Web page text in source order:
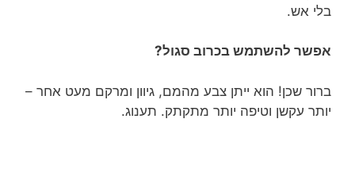
בלי אש.
אפשר להשתמש בכרוב סגול?
ברור שכן! הוא ייתן צבע מהמם, גיוון ומרקם מעט אחר –
יותר עקשן וטיפה יותר מתקתק. תענוג.